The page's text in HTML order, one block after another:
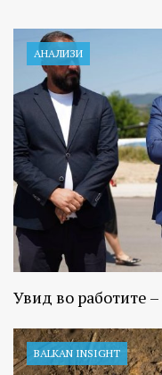
АНАЛИЗИ
Увид во работите
BALKAN INSIGHT